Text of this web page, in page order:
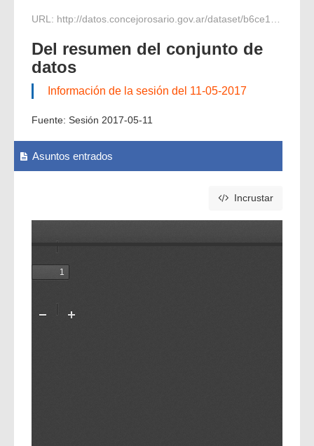
URL: http://datos.concejorosario.gov.ar/dataset/b6ce1dff-c365-467c-adeb-19e89e702659/resource/b56dcc81-2c6c-4b9a-a0e9-95f379750a46/download/asuntos-entrados-11-05-17.pdf
Del resumen del conjunto de
datos
Información de la sesión del 11-05-2017
Fuente: Sesión 2017-05-11
Asuntos entrados
Incrustar